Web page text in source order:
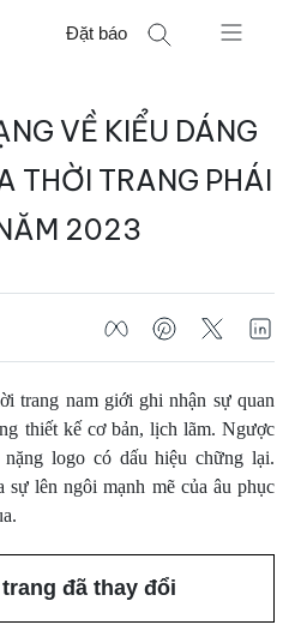
Đặt báo
VỀ KIỂU DÁNG
THỜI TRANG PHÁI
2023
trang nam giới ghi nhận sự quan
thiết kế cơ bản, lịch lãm. Ngược
logo có dấu hiệu chững lại.
lên ngôi mạnh mẽ của âu phục
đã thay đổi